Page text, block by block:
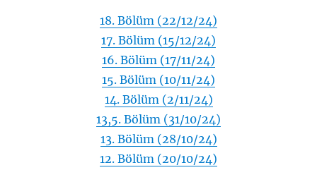
18. Bölüm (22/12/24)
17. Bölüm (15/12/24)
16. Bölüm (17/11/24)
15. Bölüm (10/11/24)
14. Bölüm (2/11/24)
13,5. Bölüm (31/10/24)
13. Bölüm (28/10/24)
12. Bölüm (20/10/24)